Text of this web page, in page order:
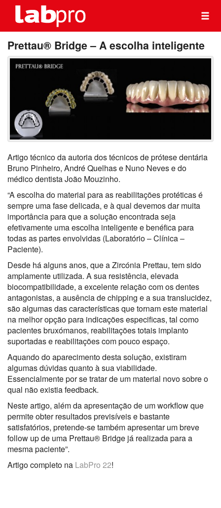
Prettau® Bridge – A escolha inteligente
Artigo técnico da autoria dos técnicos de prótese dentária
Bruno Pinheiro, André Quelhas e Nuno Neves e do
médico dentista João Mouzinho.
“A escolha do material para as reabilitações protéticas é
sempre uma fase delicada, e à qual devemos dar muita
importância para que a solução encontrada seja
efetivamente uma escolha inteligente e benéfica para
todas as partes envolvidas (Laboratório – Clínica –
Paciente).
Desde há alguns anos, que a Zircónia Prettau, tem sido
amplamente utilizada. A sua resistência, elevada
biocompatibilidade, a excelente relação com os dentes
antagonistas, a ausência de chipping e a sua translucidez,
são algumas das características que tornam este material
na melhor opção para indicações especificas, tal como
pacientes bruxómanos, reabilitações totais implanto
suportadas e reabilitações com pouco espaço.
Aquando do aparecimento desta solução, existiram
algumas dúvidas quanto à sua viabilidade.
Essencialmente por se tratar de um material novo sobre o
qual não existia feedback.
Neste artigo, além da apresentação de um workflow que
permite obter resultados previsíveis e bastante
satisfatórios, pretende-se também apresentar um breve
follow up de uma Prettau® Bridge já realizada para a
mesma paciente”.
Artigo completo na LabPro 22!